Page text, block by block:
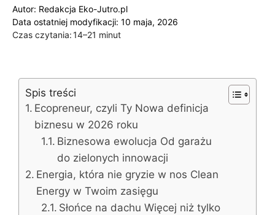
Autor: Redakcja Eko-Jutro.pl
Data ostatniej modyfikacji: 10 maja, 2026
Czas czytania:14–21 minut
Spis treści
Ecopreneur, czyli Ty Nowa definicja
biznesu w 2026 roku
Biznesowa ewolucja Od garażu
do zielonych innowacji
Energia, która nie gryzie w nos Clean
Energy w Twoim zasięgu
Słońce na dachu Więcej niż tylko